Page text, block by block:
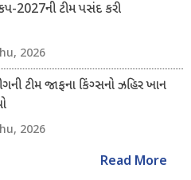
2027ની ટીમ પસંદ કરી
2026
ટીમ જાફના કિંગ્સનો ઝહિર ખાન
2026
Read More